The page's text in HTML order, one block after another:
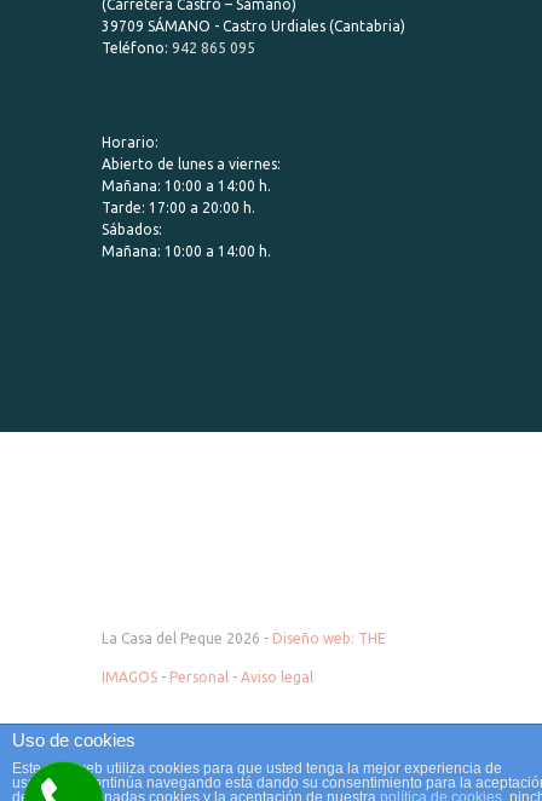
(Carretera Castro – Sámano)
39709 SÁMANO - Castro Urdiales (Cantabria)
Teléfono: 942 865 095
Horario:
Abierto de lunes a viernes:
Mañana: 10:00 a 14:00 h.
Tarde: 17:00 a 20:00 h.
Sábados:
Mañana: 10:00 a 14:00 h.
La Casa del Peque 2026 - Diseño web: THE
IMAGOS - Personal - Aviso legal
Uso de cookies
Este sitio web utiliza cookies para que usted tenga la mejor experiencia de
usuario. Si continúa navegando está dando su consentimiento para la
de las mencionadas cookies y la aceptación de nuestra política de cookies ,